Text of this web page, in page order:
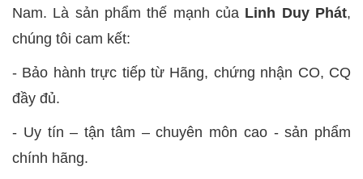
Nam. Là sản phẩm thế mạnh của Linh Duy Phát,
chúng tôi cam kết:
- Bảo hành trực tiếp từ Hãng, chứng nhận CO, CQ
đầy đủ.
- Uy tín – tận tâm – chuyên môn cao - sản phẩm
chính hãng.